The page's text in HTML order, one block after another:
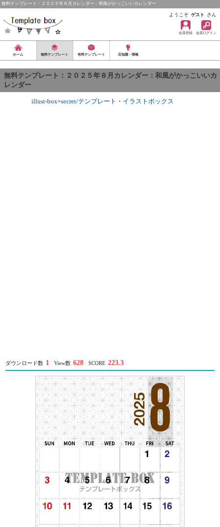
無料テンプレート：２０２５年８月カレンダー：和風がかっこいいカレンダー
ようこそ ゲスト さん
会員登録 会員ログイン
ホーム 無料テンプレート 有料テンプレート 豆知識・情報
無料テンプレート：２０２５年８月カレンダー：和風がかっこいいカ
レンダー
illust-box+secret/テンプレート ・ イラストボックス
ダウンロード数 1 View数 628 SCORE 223.3